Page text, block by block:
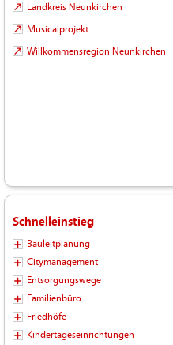
Landkreis Neunkirchen
Musicalprojekt
Willkommensregion Neunkirchen
Schnelleinstieg
Bauleitplanung
Citymanagement
Entsorgungswege
Familienbüro
Friedhöfe
Kindertageseinrichtungen